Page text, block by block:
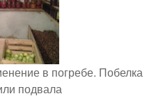
в погребе. Побелка
подвала